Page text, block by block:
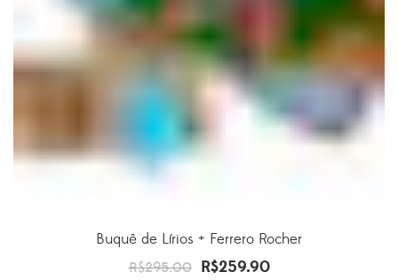
Buquê de Lírios + Ferrero Rocher
R$295.00 O
R$259.90O